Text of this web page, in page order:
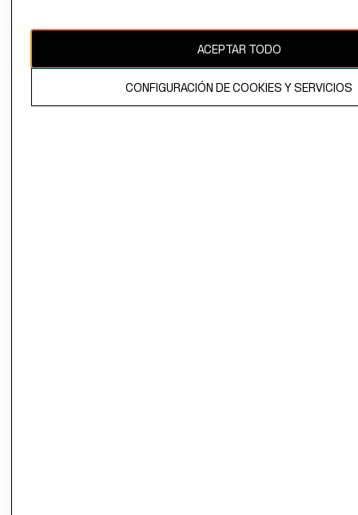
ACEPTAR TODO
CONFIGURACIÓN DE COOKIES Y SERVICIOS